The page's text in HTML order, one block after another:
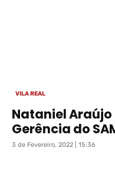
VILA REAL
Nataniel Araújo
Gerência do
3 de Fevereiro, 2022 | 15:36